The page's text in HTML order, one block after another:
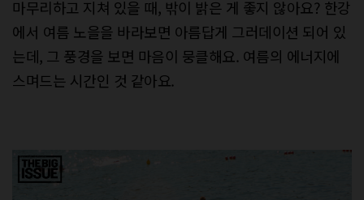
마무리하고 지쳐 있을 때, 밖이 밝은 게 좋지 않아요? 한강
에서 여름 노을을 바라보면 아름답게 그러데이션 되어 있
는데, 그 풍경을 보면 마음이 뭉클해요. 여름의 에너지에
스며드는 시간인 것 같아요.